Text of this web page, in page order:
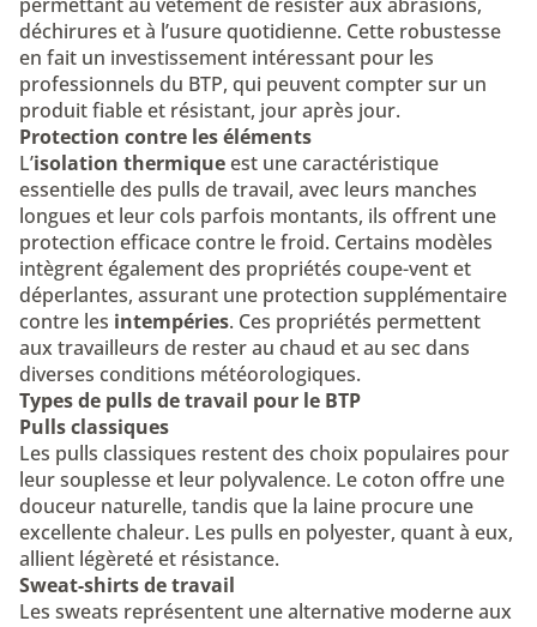
déchirures et à l’usure quotidienne. Cette robustesse
en fait un investissement intéressant pour les
professionnels du BTP, qui peuvent compter sur un
produit fiable et résistant, jour après jour.
Protection contre les éléments
L’isolation thermiqueest une caractéristique
essentielle des pulls de travail, avec leurs manches
longues et leur cols parfois montants, ils offrent une
protection efficace contre le froid. Certains modèles
intègrent également des propriétés coupe-vent et
déperlantes, assurant une protection supplémentaire
contre les intempéries. Ces propriétés permettent
aux travailleurs de rester au chaud et au sec dans
diverses conditions météorologiques.
Types de pulls de travail pour le BTP
Pulls classiques
Les pulls classiques restent des choix populaires pour
leur souplesse et leur polyvalence. Le coton offre une
douceur naturelle, tandis que la laine procure une
excellente chaleur. Les pulls en polyester, quant à eux,
allient légèreté et résistance.
Sweat-shirts de travail
Les sweats représentent une alternative moderne aux